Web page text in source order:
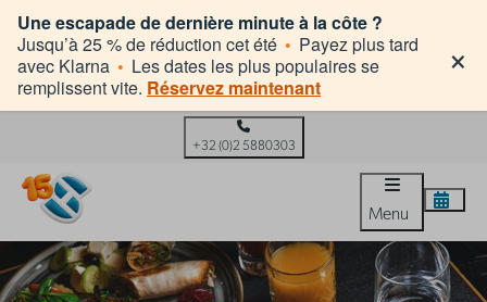
Une escapade de dernière minute à la côte ?
Jusqu’à 25 % de réduction cet été • Payez plus tard
avec Klarna • Les dates les plus populaires se
remplissent vite. Réservez maintenant
×
+32 (0)2 5880303
Menu